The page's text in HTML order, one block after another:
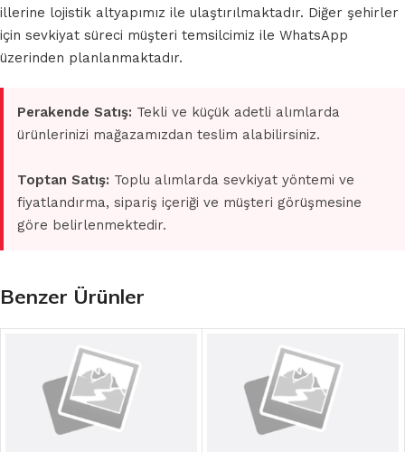
illerine lojistik altyapımız ile ulaştırılmaktadır. Diğer şehirler
için sevkiyat süreci müşteri temsilcimiz ile WhatsApp
üzerinden planlanmaktadır.
Perakende Satış: Tekli ve küçük adetli alımlarda
ürünlerinizi mağazamızdan teslim alabilirsiniz.
Toptan Satış: Toplu alımlarda sevkiyat yöntemi ve
fiyatlandırma, sipariş içeriği ve müşteri görüşmesine
göre belirlenmektedir.
Benzer Ürünler